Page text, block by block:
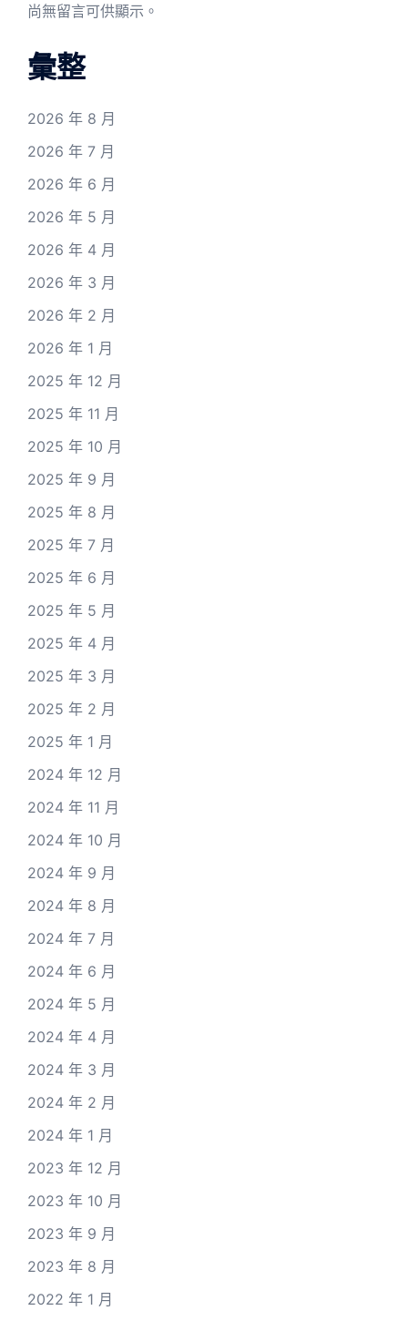
尚無留言可供顯示。
彙整
2026 年 8 月
2026 年 7 月
2026 年 6 月
2026 年 5 月
2026 年 4 月
2026 年 3 月
2026 年 2 月
2026 年 1 月
2025 年 12 月
2025 年 11 月
2025 年 10 月
2025 年 9 月
2025 年 8 月
2025 年 7 月
2025 年 6 月
2025 年 5 月
2025 年 4 月
2025 年 3 月
2025 年 2 月
2025 年 1 月
2024 年 12 月
2024 年 11 月
2024 年 10 月
2024 年 9 月
2024 年 8 月
2024 年 7 月
2024 年 6 月
2024 年 5 月
2024 年 4 月
2024 年 3 月
2024 年 2 月
2024 年 1 月
2023 年 12 月
2023 年 10 月
2023 年 9 月
2023 年 8 月
2022 年 1 月